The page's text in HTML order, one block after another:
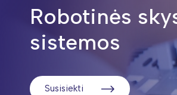
Robotinės
sistemos
Susisiekti